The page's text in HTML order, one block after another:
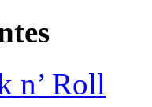
n’ Roll